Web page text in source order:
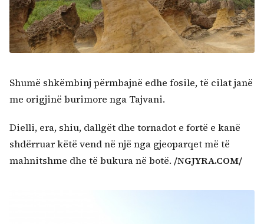
Shumë shkëmbinj përmbajnë edhe fosile, të cilat janë
me origjinë burimore nga Tajvani.
Dielli, era, shiu, dallgët dhe tornadot e fortë e kanë
shdërruar këtë vend në një nga gjeoparqet më të
mahnitshme dhe të bukura në botë. /NGJYRA.COM/